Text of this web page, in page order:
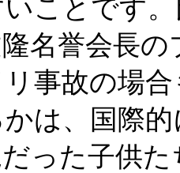
いことです
隆名誉会長
事故の場
は、国際
だった子供